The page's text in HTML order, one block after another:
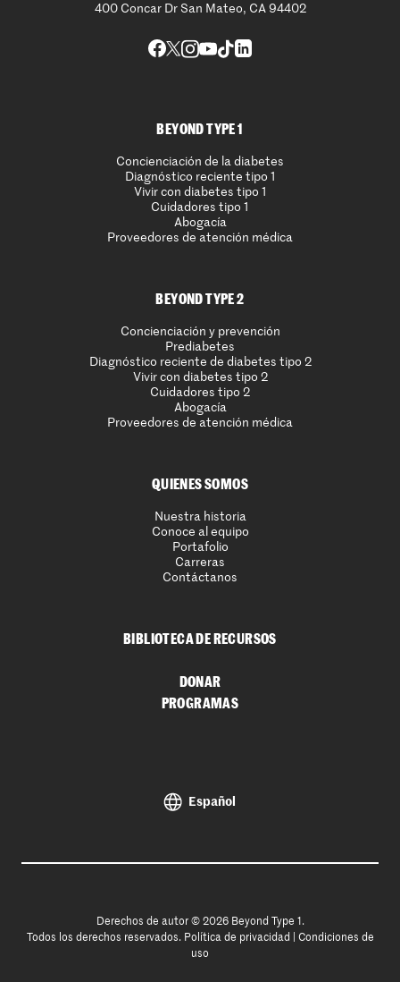
400 Concar Dr San Mateo, CA 94402
BEYOND TYPE 1
Concienciación de la diabetes
Diagnóstico reciente tipo 1
Vivir con diabetes tipo 1
Cuidadores tipo 1
Abogacía
Proveedores de atención médica
BEYOND TYPE 2
Concienciación y prevención
Prediabetes
Diagnóstico reciente de diabetes tipo 2
Vivir con diabetes tipo 2
Cuidadores tipo 2
Abogacía
Proveedores de atención médica
QUIENES SOMOS
Nuestra historia
Conoce al equipo
Portafolio
Carreras
Contáctanos
BIBLIOTECA DE RECURSOS
DONAR
PROGRAMAS
Español
Derechos de autor © 2026 Beyond Type 1.
Todos los derechos reservados. Política de privacidad
Condiciones de
uso